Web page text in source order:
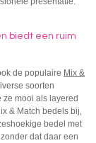
biedt een ruim
de populaire Mix &
soorten
mooi als layered
& Match bedels bij,
bedel met
dat daar een